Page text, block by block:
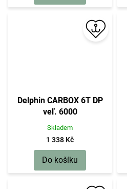
Delphin CARBOX 6T DP
veľ. 6000
Skladem
1 338 Kč
Do košíku